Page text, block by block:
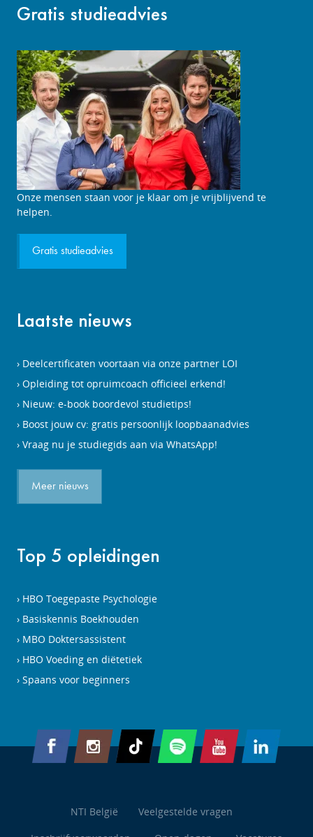
Gratis studieadvies
Studieadviesgesprek
aanvragen
Onze mensen staan voor je klaar om je vrijblijvend te
helpen.
Gratis studieadvies
Laatste nieuws
Deelcertificaten voortaan via onze partner LOI
Opleiding tot opruimcoach officieel erkend!
Nieuw: e-book boordevol studietips!
Boost jouw cv: gratis persoonlijk loopbaanadvies
Vraag nu je studiegids aan via WhatsApp!
Meer nieuws
Top 5 opleidingen
HBO Toegepaste Psychologie
Basiskennis Boekhouden
MBO Doktersassistent
HBO Voeding en diëtetiek
Spaans voor beginners
NTI België
Veelgestelde vragen